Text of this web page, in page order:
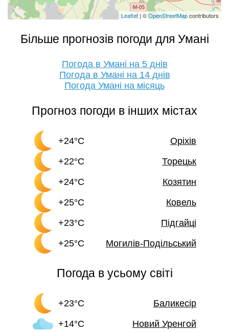
Leaflet | ©OpenStreetMapcontributors
Більше прогнозів погоди для Умані
Погода в Умані на 5 днів
Погода в Умані на 14 днів
Погода Умані на місяць
Прогноз погоди в інших містах
+24°C
Оріхів
+22°C
Торецьк
+24°C
Козятин
+25°C
Ковель
+23°C
Підгайці
+25°C
Могилів-Подільський
Погода в усьому світі
+23°C
Баликесір
+14°C
Новий Уренгой